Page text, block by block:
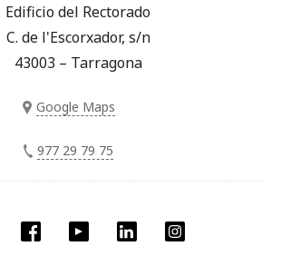
Twitter Facebook YouTube LinkedIn
Edificio del Rectorado
C. de l'Escorxador, s/n
43003 – Tarragona
Google Maps
977 29 79 75